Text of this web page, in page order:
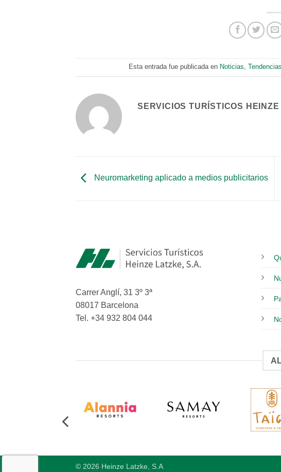
Esta entrada fue publicada en Noticias ,Tendencias
SERVICIOS TURÍSTICOS
Neuromarketing aplicado a medios publicitarios
Carrer Anglí, 31 3º 3ª
08017 Barcelona
Tel. +34 932 804 044
© 2026 Heinze Latzke, S.A